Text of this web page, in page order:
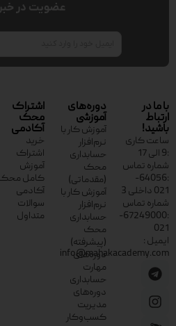
عضویت در
با ما در
ارتباط
باشید!
ساعت کاری
:9 الی 17
شماره تماس
:64056-
021 داخلی 3
شماره تماس
:67249000-
021
ایمیل :
info@mahakacademy.com
دوره‌های
آموزشی
آموزش کار با
نرم‌افزار
حسابداری
محک
(مقدماتی)
آموزش کار با
نرم‌افزار
حسابداری
محک
(پیشرفته)
دوره‌های
مهارت
حسابداری
دوره‌های
مدیریت
کسب‌وکار
اشتراک
محک
آکادمی
خرید
اشتراک
آموزش
کامل
آکادمی
سوالات
متداول